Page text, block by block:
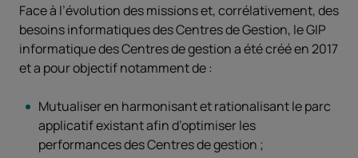
Face à l’évolution des missions et, corrélativement, des
besoins informatiques des Centres de Gestion, le GIP
informatique des Centres de gestion a été créé en 2017
et a pour objectif notamment de :
Mutualiser en harmonisant et rationalisant le parc
applicatif existant afin d’optimiser les
performances des Centres de gestion ;